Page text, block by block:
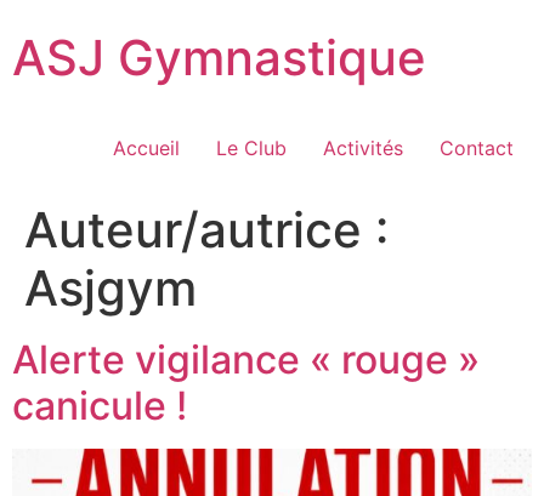
ASJ Gymnastique
Accueil Le Club Activités Contact
Auteur/autrice :
Asjgym
Alerte vigilance « rouge »
canicule !